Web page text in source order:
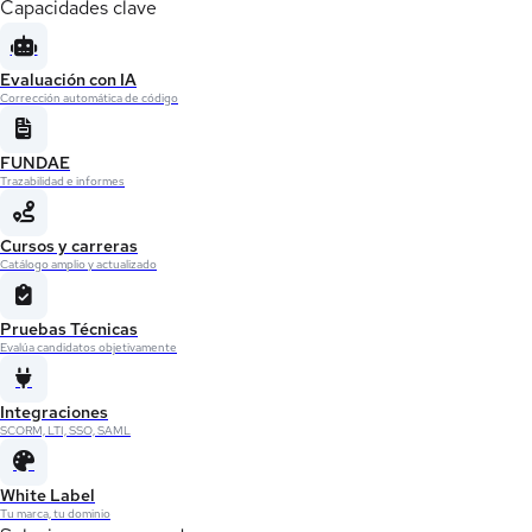
Capacidades clave
Evaluación con IA
Corrección automática de código
FUNDAE
Trazabilidad e informes
Cursos y carreras
Catálogo amplio y actualizado
Pruebas Técnicas
Evalúa candidatos objetivamente
Integraciones
SCORM, LTI, SSO, SAML
White Label
Tu marca, tu dominio